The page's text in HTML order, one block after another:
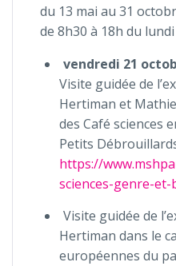
du 13 mai au 31
de 8h30 à 18h du
vendredi 21
Visite guidée de
Hertiman et
des Café sciences
Petits
https://
sciences-genre-
Visite guidée de
Hertiman dans le
européennes du